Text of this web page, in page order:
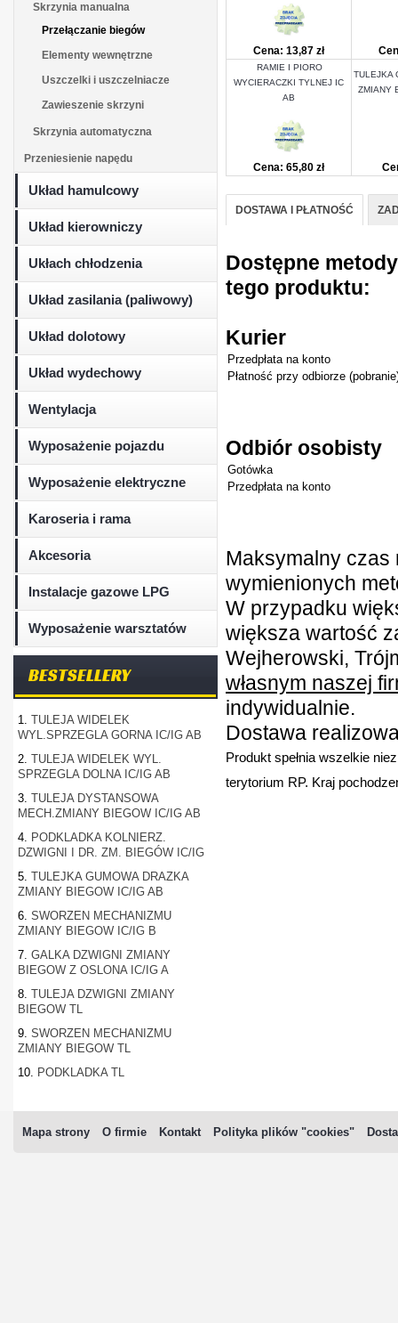
Skrzynia manualna
Przełączanie biegów
Elementy wewnętrzne
Uszczelki i uszczelniacze
Zawieszenie skrzyni
Skrzynia automatyczna
Przeniesienie napędu
Układ hamulcowy
Układ kierowniczy
Ukłach chłodzenia
Układ zasilania (paliwowy)
Układ dolotowy
Układ wydechowy
Wentylacja
Wyposażenie pojazdu
Wyposażenie elektryczne
Karoseria i rama
Akcesoria
Instalacje gazowe LPG
Wyposażenie warsztatów
BESTSELLERY
1. TULEJA WIDELEK
WYL.SPRZEGLA GORNA IC/IG AB
2. TULEJA WIDELEK WYL.
SPRZEGLA DOLNA IC/IG AB
3. TULEJA DYSTANSOWA
MECH.ZMIANY BIEGOW IC/IG AB
4. PODKLADKA KOLNIERZ.
DZWIGNI I DR. ZM. BIEGÓW IC/IG
5. TULEJKA GUMOWA DRAZKA
ZMIANY BIEGOW IC/IG AB
6. SWORZEN MECHANIZMU
ZMIANY BIEGOW IC/IG B
7. GALKA DZWIGNI ZMIANY
BIEGOW Z OSLONA IC/IG A
8. TULEJA DZWIGNI ZMIANY
BIEGOW TL
9. SWORZEN MECHANIZMU
ZMIANY BIEGOW TL
10. PODKLADKA TL
Cena: 13,87 zł
RAMIE I PIORO
WYCIERACZKI TYLNEJ IC
AB
TULEJKA
ZMIANY
Cena: 65,80 zł
DOSTAWA I PŁATNOŚĆ
Dostępne
tego produktu:
Kurier
Przedpłata na konto
Płatność przy odbiorze
Odbiór osobisty
Gotówka
Przedpłata na konto
Maksymalny czas
wymienionych
W przypadku
większa wartość
Wejherowski,
własnym naszej
indywidualnie.
Dostawa
Produkt spełnia wszelkie
terytorium RP. Kraj
Mapa strony O firmie Kontakt Polityka plików "cookies"